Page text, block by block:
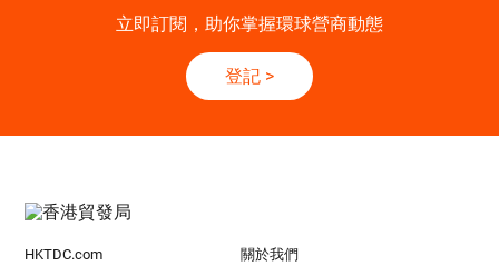
立即訂閱，助你掌握環球營商動態
登記 >
HKTDC.com 關於我們